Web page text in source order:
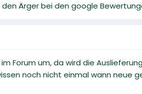
Ärger bei den google
Forum um, da wird die
noch nicht einmal wann neue